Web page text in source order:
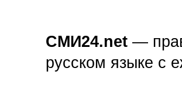
СМИ24.net —
русском языке с